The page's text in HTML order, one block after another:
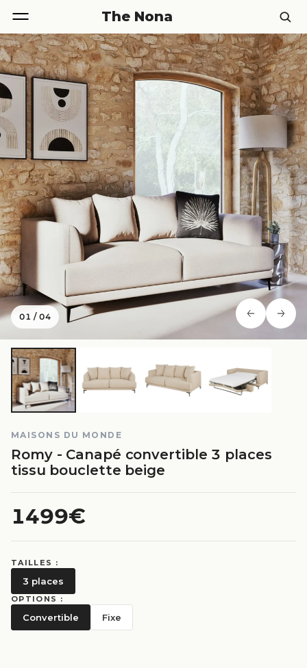
The Nona
01 /04
MAISONS DU MONDE
Romy - Canapé convertible 3 places
tissu bouclette beige
1499€
TAILLES :
3 places
OPTIONS :
Convertible Fixe